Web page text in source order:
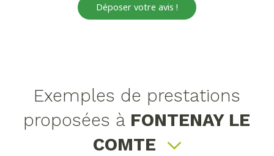
Déposer votre avis !
Exemples de prestations
proposées à FONTENAY LE
COMTE